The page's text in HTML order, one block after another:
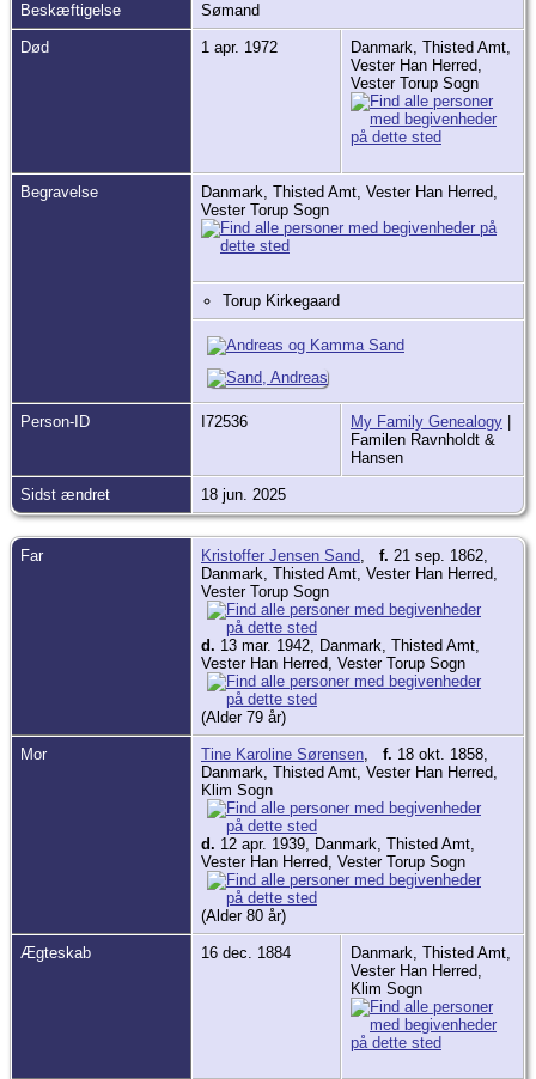
Beskæftigelse Sømand
Død 1 apr. 1972
Danmark, Thisted Amt,
Vester Han Herred,
Vester Torup Sogn
Begravelse
Danmark, Thisted Amt, Vester Han Herred,
Vester Torup Sogn
Torup Kirkegaard
Person-ID I72536 My Family Genealogy
Familen Ravnholdt &
Hansen
Sidst ændret 18 jun. 2025
Far Kristoffer Jensen Sand, f. 21 sep. 1862,
Danmark, Thisted Amt, Vester Han Herred,
Vester Torup Sogn
d. 13 mar. 1942, Danmark, Thisted Amt,
Vester Han Herred, Vester Torup Sogn
(Alder 79 år)
Mor Tine Karoline Sørensen, f. 18 okt. 1858,
Danmark, Thisted Amt, Vester Han Herred,
Klim Sogn
d. 12 apr. 1939, Danmark, Thisted Amt,
Vester Han Herred, Vester Torup Sogn
(Alder 80 år)
Ægteskab 16 dec. 1884
Danmark, Thisted Amt,
Vester Han Herred,
Klim Sogn